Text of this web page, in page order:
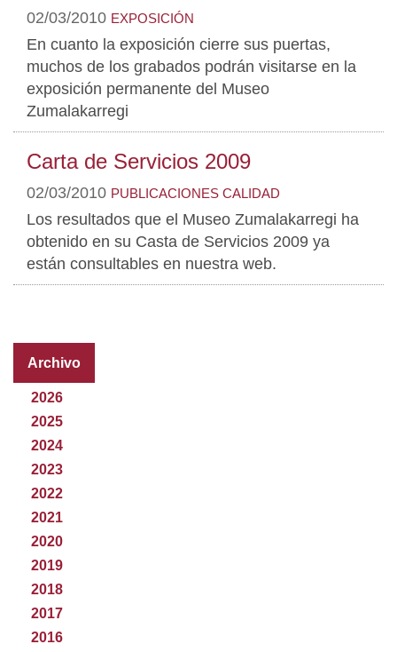
02/03/2010 EXPOSICIÓN
En cuanto la exposición cierre sus puertas,
muchos de los grabados podrán visitarse en la
exposición permanente del Museo
Zumalakarregi
Carta de Servicios 2009
02/03/2010 PUBLICACIONES CALIDAD
Los resultados que el Museo Zumalakarregi ha
obtenido en su Casta de Servicios 2009 ya
están consultables en nuestra web.
Archivo
2026
2025
2024
2023
2022
2021
2020
2019
2018
2017
2016